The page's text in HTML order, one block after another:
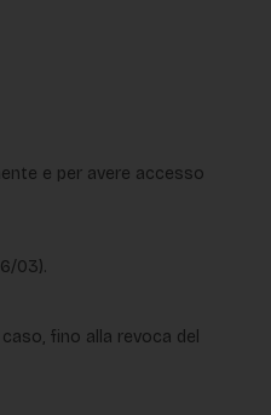
e per avere accesso
03).
fino alla revoca del